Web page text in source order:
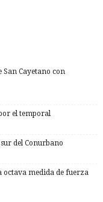
Cayetano con
el temporal
del Conurbano
octava medida de fuerza